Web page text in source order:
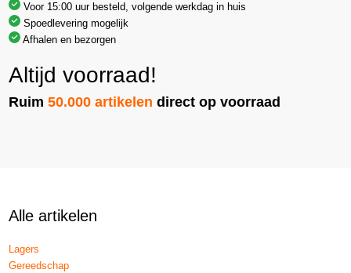
Voor 15:00 uur besteld, volgende werkdag in huis
Spoedlevering mogelijk
Afhalen en bezorgen
Altijd voorraad!
Ruim50.000 artikelen direct op voorraad
Alle artikelen
Lagers
Gereedschap